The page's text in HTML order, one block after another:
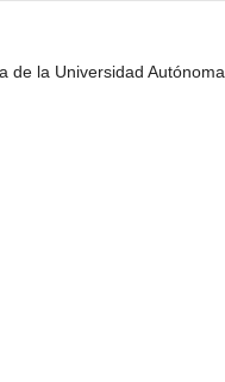
de la Universidad Autónoma